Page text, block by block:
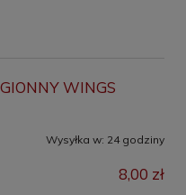
WINGS
Wysyłka w: 24 godziny
8,00 zł